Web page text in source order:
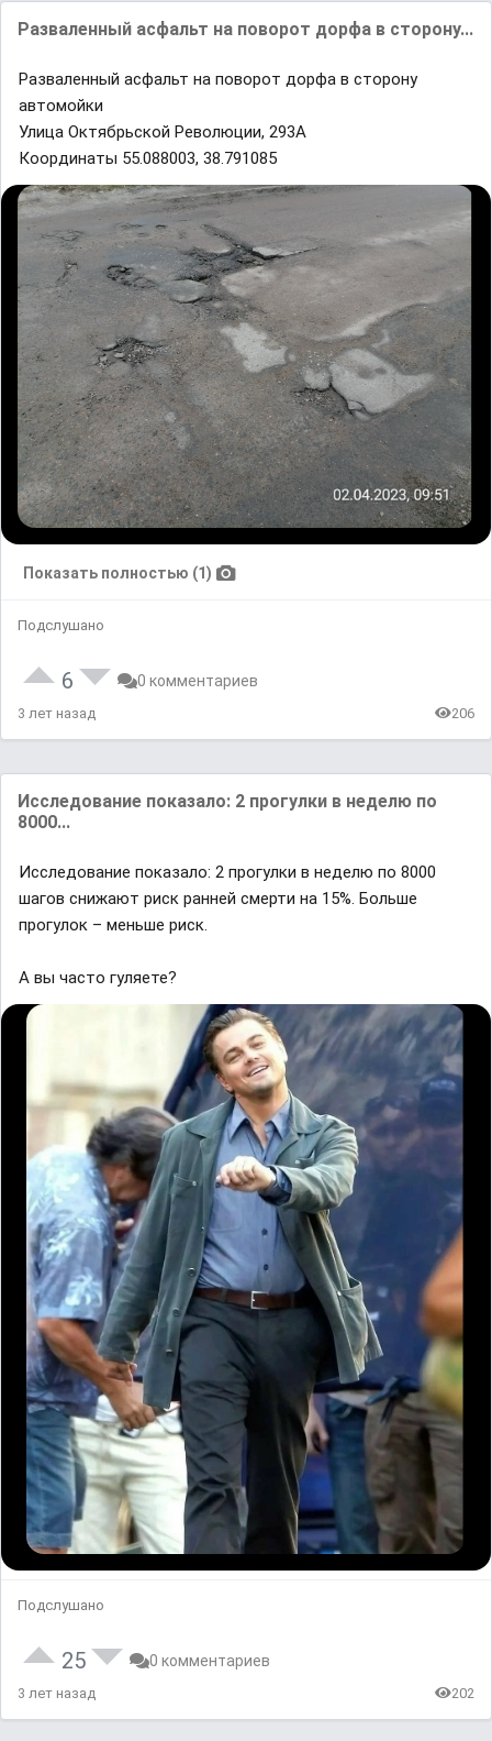
Разваленный асфальт на поворот дорфа в сторону...
Разваленный асфальт на поворот дорфа в сторону
автомойки
Улица Октябрьской Революции, 293А
Координаты 55.088003, 38.791085
Показать полностью (1)
Подслушано
6 0 комментариев
3 лет назад 206
Исследование показало: 2 прогулки в неделю по
8000...
Исследование показало: 2 прогулки в неделю по 8000
шагов снижают риск ранней смерти на 15%. Больше
прогулок – меньше риск.
А вы часто гуляете?
Подслушано
25 0 комментариев
3 лет назад 202